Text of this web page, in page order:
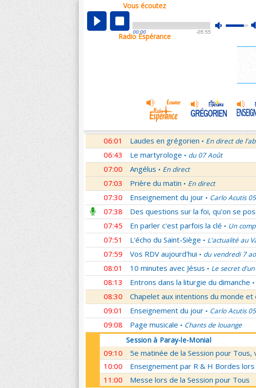
Vous écoutez
mute
00:00 -05:55
Radio Espérance
00:04
01:03 Sentinelles de la foi • Lettres de Saint
01:32 10 minutes avec Jésus
18e semaine
En direct avec
Lettre aux
Si tu savais le don de Dieu La
En Toi nos sources • Paul et le
La
06:01 Laudes en grégorien • En direct de
06:43 Le martyrologe • du 07 Août
07:00 Angélus • En direct
07:03 Prière du matin • En direct
07:30 Enseignement du jour • Carlo Acutis
07:38 Des questions sur la foi, qu'on se
07:45 En parler c'est parfois la clé • Un
07:51 L'écho du Saint-Siège • L'actualité au
07:59 Vos RDV aujourd'hui • du vendredi 7
08:01 10 minutes avec Jésus • Le secret
08:13 Entrons dans la liturgie du dimanche •
08:30 Chapelet aux intentions du monde et
09:01 Enseignement du jour • Carlo Acutis
09:08 Page musicale • Chants de louange
Session à Paray-le-Monial
09:10
5e matinée de la Session pour Tous,
10:00
Enseignement par R & H Bordes
11:00
Messe lors de la Session pour Tous